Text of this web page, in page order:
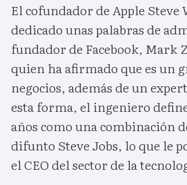
El cofundador de Apple Steve
dedicado unas palabras de
fundador de Facebook, Mark
quien ha afirmado que es un
negocios, además de un
esta forma, el ingeniero
años como una combinación
difunto Steve Jobs, lo que le
el CEO del sector de la